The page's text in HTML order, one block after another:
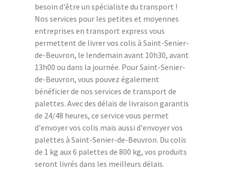
besoin d'être un spécialiste du transport !
Nos services pour les petites et moyennes
entreprises en transport express vous
permettent de livrer vos colis à Saint-Senier-
de-Beuvron, le lendemain avant 10h30, avant
13h00 ou dans la journée. Pour Saint-Senier-
de-Beuvron, vous pouvez également
bénéficier de nos services de transport de
palettes. Avec des délais de livraison garantis
de 24/48 heures, ce service vous permet
d'envoyer vos colis mais aussi d'envoyer vos
palettes à Saint-Senier-de-Beuvron. Du colis
de 1 kg aux 6 palettes de 800 kg, vos produits
seront livrés dans les meilleurs délais.